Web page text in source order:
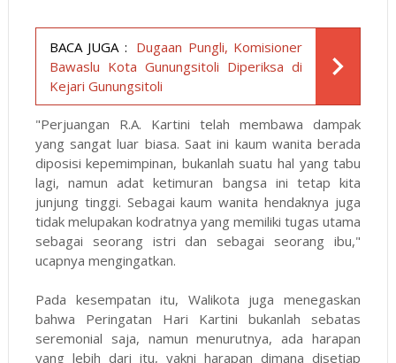
BACA JUGA : Dugaan Pungli, Komisioner
Bawaslu Kota Gunungsitoli Diperiksa di
Kejari Gunungsitoli
"Perjuangan R.A. Kartini telah membawa dampak
yang sangat luar biasa. Saat ini kaum wanita berada
diposisi kepemimpinan, bukanlah suatu hal yang tabu
lagi, namun adat ketimuran bangsa ini tetap kita
junjung tinggi. Sebagai kaum wanita hendaknya juga
tidak melupakan kodratnya yang memiliki tugas utama
sebagai seorang istri dan sebagai seorang ibu,"
ucapnya mengingatkan.
Pada kesempatan itu, Walikota juga menegaskan
bahwa Peringatan Hari Kartini bukanlah sebatas
seremonial saja, namun menurutnya, ada harapan
yang lebih dari itu, yakni harapan dimana disetiap